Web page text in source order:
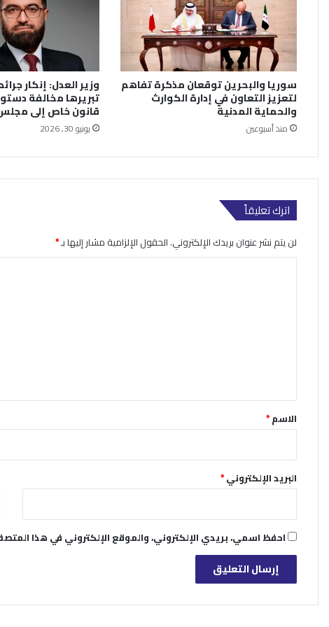
سوريا والبحرين توقعان مذكرة تفاهم
لتعزيز التعاون في إدارة الكوارث
والحماية المدنية
منذ أسبوعين
وزير العدل: إنكار
تبريرها مخالفة
قانون خاص إلى
يونيو 30, 2026
اترك تعليقاً
لن يتم نشر عنوان بريدك الإلكتروني.الحقول الإلزامية مشار إليها بـ*
*الاسم*
البريد الإلكتروني*
احفظ اسمي، بريدي الإلكتروني، والموقع الإلكتروني في هذا